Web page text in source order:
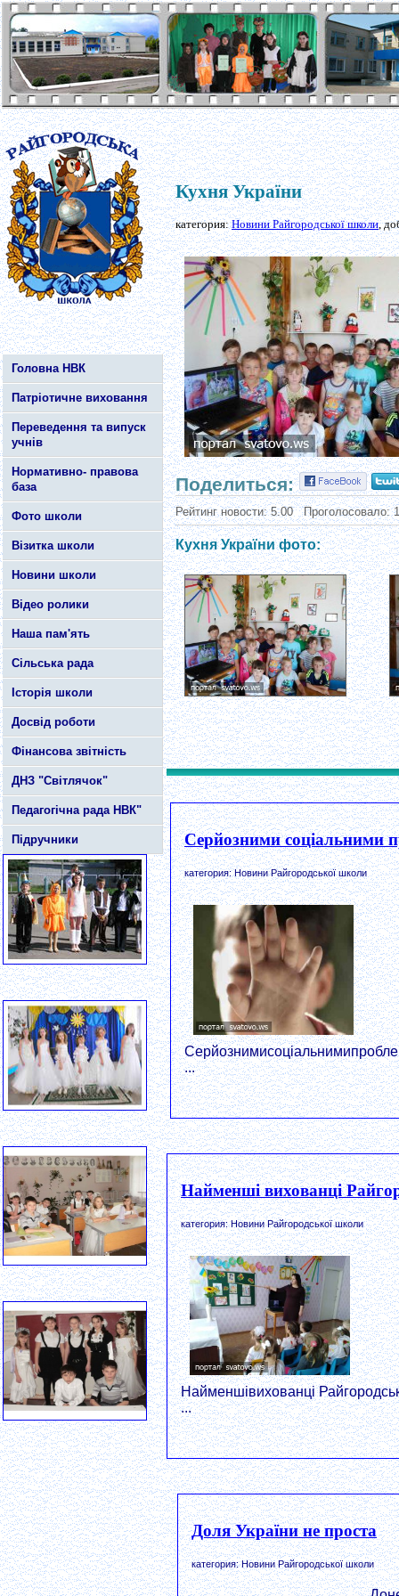
Головна НВК
Патріотичне виховання
Переведення та випуск
учнів
Нормативно- правова
база
Фото школи
Візитка школи
Новини школи
Відео ролики
Наша пам'ять
Сільська рада
Історія школи
Досвід роботи
Фінансова звітність
ДНЗ "Світлячок"
Педагогічна рада НВК"
Підручники
Кухня України
категория:Новини Райгородської школи,
Поделиться:
Рейтинг новости:5.00 Проголосовало:1
Кухня України фото:
Серйозними соціальними
категория: Новини Райгородської школи
...
Найменші вихованці
категория: Новини Райгородської школи
Найменшівихованці
...
Доля України не проста
категория: Новини Райгородської школи